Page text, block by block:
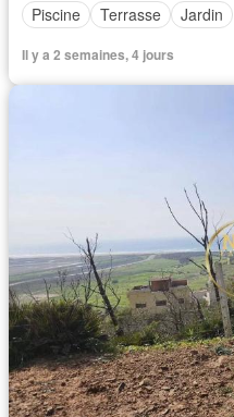
Piscine
Terrasse Jardin
Il y a 2 semaines, 4 jours